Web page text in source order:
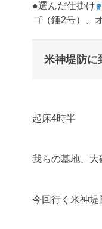
●選んだ仕掛け
ゴ（錘2号）、
米神堤防に
起床4時半
我らの基地、大
今回行く米神堤